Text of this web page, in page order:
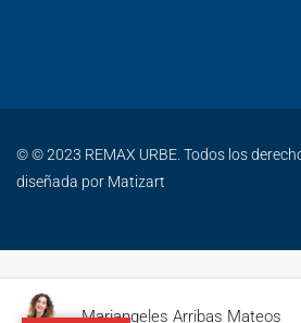
© © 2023 REMAX URBE. Todos los
diseñada por Matizart
Mariangeles Arribas Mateos